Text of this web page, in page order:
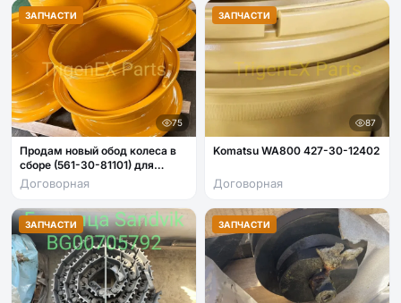
ЗАПЧАСТИ
75
Продам новый обод колеса в
сборе (561-30-81101) для
Komatsu WA380
Договорная
ЗАПЧАСТИ
87
Komatsu WA800 427-30-12402
Договорная
ЗАПЧАСТИ ЗАПЧАСТИ